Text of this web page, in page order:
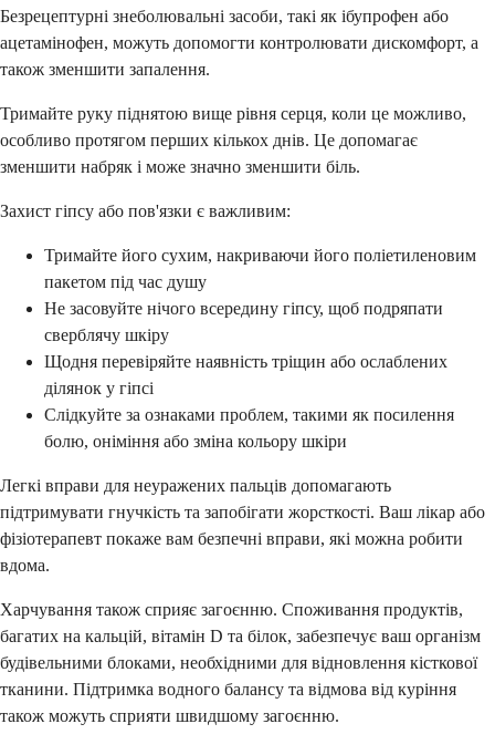
Безрецептурні знеболювальні засоби, такі як ібупрофен або
ацетамінофен, можуть допомогти контролювати дискомфорт, а
також зменшити запалення.
Тримайте руку піднятою вище рівня серця, коли це можливо,
особливо протягом перших кількох днів. Це допомагає
зменшити набряк і може значно зменшити біль.
Захист гіпсу або пов'язки є важливим:
Тримайте його сухим, накриваючи його поліетиленовим
пакетом під час душу
Не засовуйте нічого всередину гіпсу, щоб подряпати
сверблячу шкіру
Щодня перевіряйте наявність тріщин або ослаблених
ділянок у гіпсі
Слідкуйте за ознаками проблем, такими як посилення
болю, оніміння або зміна кольору шкіри
Легкі вправи для неуражених пальців допомагають
підтримувати гнучкість та запобігати жорсткості. Ваш лікар або
фізіотерапевт покаже вам безпечні вправи, які можна робити
вдома.
Харчування також сприяє загоєнню. Споживання продуктів,
багатих на кальцій, вітамін D та білок, забезпечує ваш організм
будівельними блоками, необхідними для відновлення кісткової
тканини. Підтримка водного балансу та відмова від куріння
також можуть сприяти швидшому загоєнню.